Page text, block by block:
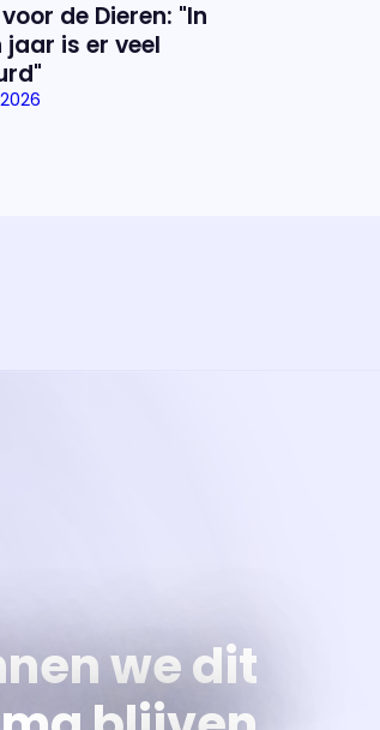
de Dieren: "In
jaar is er veel
we dit